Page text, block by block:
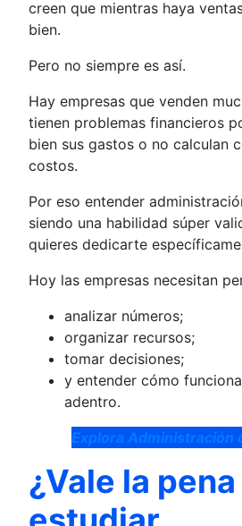
creen que mientras haya
bien.
Pero no siempre es así.
Hay empresas que venden
tienen problemas financieros
bien sus gastos o no calculan
costos.
Por eso entender
siendo una habilidad súper
quieres dedicarte
Hoy las empresas necesitan
analizar números;
organizar recursos;
tomar decisiones;
y entender cómo
adentro.
Explora Administración
¿Vale la pena